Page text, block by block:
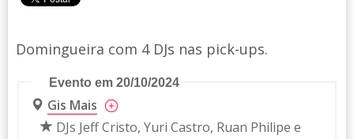
Domingueira com 4 DJs nas pick-ups.
Evento em 20/10/2024
Gis Mais
DJs Jeff Cristo, Yuri Castro, Ruan Philipe e